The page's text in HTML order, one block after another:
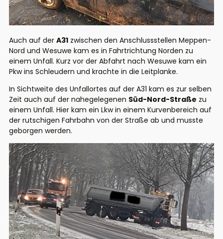
Auch auf der A31 zwischen den Anschlussstellen Meppen-
Nord und Wesuwe kam es in Fahrtrichtung Norden zu
einem Unfall. Kurz vor der Abfahrt nach Wesuwe kam ein
Pkw ins Schleudern und krachte in die Leitplanke.
In Sichtweite des Unfallortes auf der A31 kam es zur selben
Zeit auch auf der nahegelegenen Süd-Nord-Straße zu
einem Unfall. Hier kam ein Lkw in einem Kurvenbereich auf
der rutschigen Fahrbahn von der Straße ab und musste
geborgen werden.